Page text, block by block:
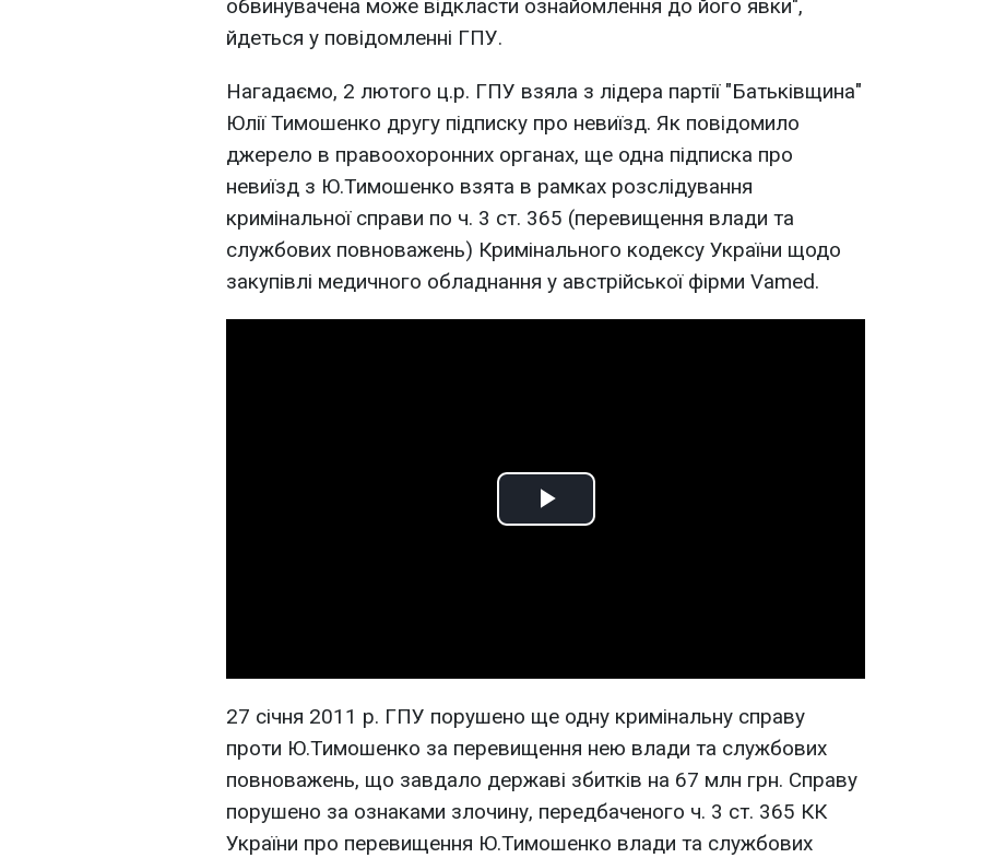
обвинувачена може відкласти ознайомлення до його явки",
йдеться у повідомленні ГПУ.
Нагадаємо, 2 лютого ц.р. ГПУ взяла з лідера партії "Батьківщина"
Юлії Тимошенко другу підписку про невиїзд. Як повідомило
джерело в правоохоронних органах, ще одна підписка про
невиїзд з Ю.Тимошенко взята в рамках розслідування
кримінальної справи по ч. 3 ст. 365 (перевищення влади та
службових повноважень) Кримінального кодексу України щодо
закупівлі медичного обладнання у австрійської фірми Vamed.
Play
27 січня 2011 р. ГПУ порушено ще одну кримінальну справу
проти Ю.Тимошенко за перевищення нею влади та службових
повноважень, що завдало державі збитків на 67 млн грн. Справу
порушено за ознаками злочину, передбаченого ч. 3 ст. 365 КК
України про перевищення Ю.Тимошенко влади та службових